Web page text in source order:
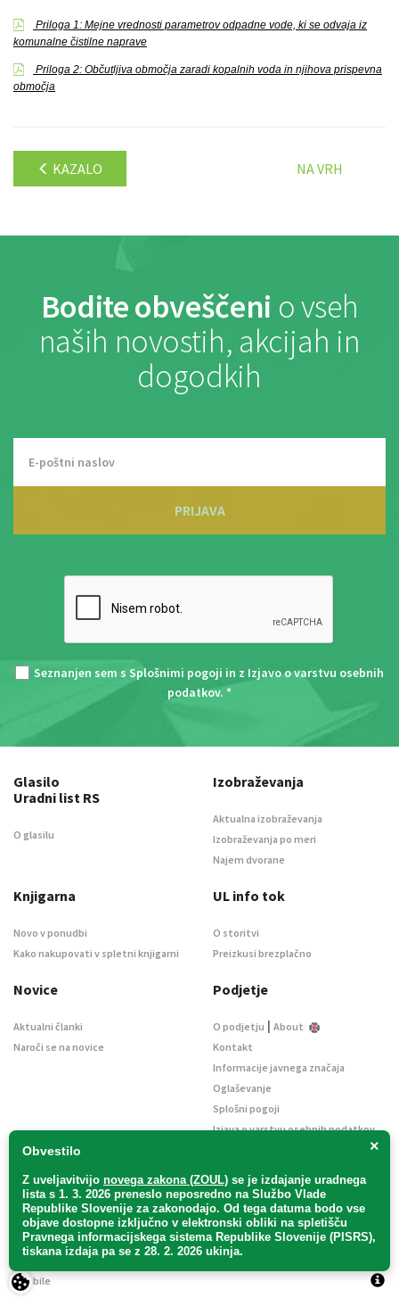
Priloga 1: Mejne vrednosti parametrov odpadne vode, ki se odvaja iz
komunalne čistilne naprave
Priloga 2: Občutljiva območja zaradi kopalnih voda in njihova prispevna
območja
KAZALO NA VRH
Bodite obveščeni o vseh
naših novostih, akcijah in
dogodkih
PRIJAVA
Seznanjen sem s Splošnimi pogoji in z Izjavo o varstvu osebnih
podatkov. *
×
Obvestilo
Z uveljavitvijo novega zakona (ZOUL) se je izdajanje uradnega
lista s 1. 3. 2026 preneslo neposredno na Službo Vlade
Republike Slovenije za zakonodajo. Od tega datuma bodo vse
objave dostopne izključno v elektronski obliki na spletišču
Pravnega informacijskega sistema Republike Slovenije (PISRS),
tiskana izdaja pa se z 28. 2. 2026 ukinja.
Glasilo
Uradni list RS
O glasilu
Izobraževanja
Aktualna izobraževanja
Izobraževanja po meri
Najem dvorane
Knjigarna
Novo v ponudbi
Kako nakupovati v spletni knjigarni
UL info tok
O storitvi
Preizkusi brezplačno
Novice
Aktualni članki
Naroči se na novice
Podjetje
O podjetju | About
Kontakt
Informacije javnega značaja
Oglaševanje
Splošni pogoji
Izjava o varstvu osebnih podatkov
Uradni list d. o. o. – v likvidaciji / Vse pravice pridržane.
2Mobile